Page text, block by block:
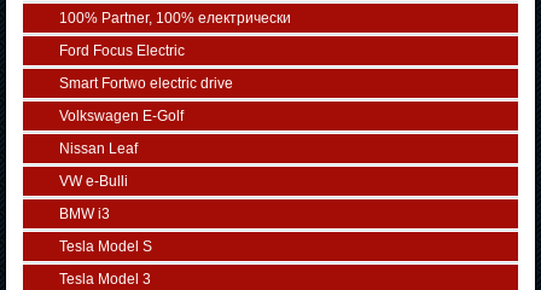
100% Partner, 100% електрически
Ford Focus Electric
Smart Fortwo electric drive
Volkswagen E-Golf
Nissan Leaf
VW e-Bulli
BMW i3
Tesla Model S
Tesla Model 3